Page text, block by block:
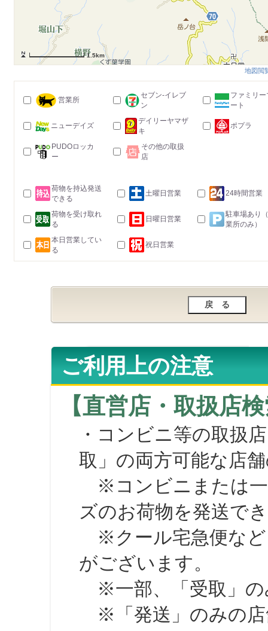
1.5km
地図閲
営業所
セブン-イレブ
ン
ファミリー
ート
ニューデイズ
デイリーヤマザ
キ
ポプラ
PUDOロッカ
ー
その他の取扱
店
荷物を持込発送
できる
土曜日営業 24時間営業
荷物を受け取れ
る
日曜日営業
駐車場あり
業所のみ）
本日営業してい
る
祝日営業
ご利用上の注意
【直営店・取扱店
・コンビニ等の取扱
取」の両方可能な店
※コンビニまたは一
ズのお荷物を発送で
※クール宅急便など
がございます。
※一部、「受取」の
※「発送」のみの店